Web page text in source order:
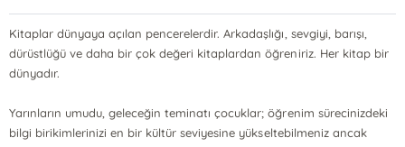
Kitaplar dünyaya açılan pencerelerdir. Arkadaşlığı, sevgiyi, barışı,
dürüstlüğü ve daha bir çok değeri kitaplardan öğreniriz. Her kitap bir
dünyadır.
Yarınların umudu, geleceğin teminatı çocuklar; öğrenim sürecinizdeki
bilgi birikimlerinizi en bir kültür seviyesine yükseltebilmeniz ancak